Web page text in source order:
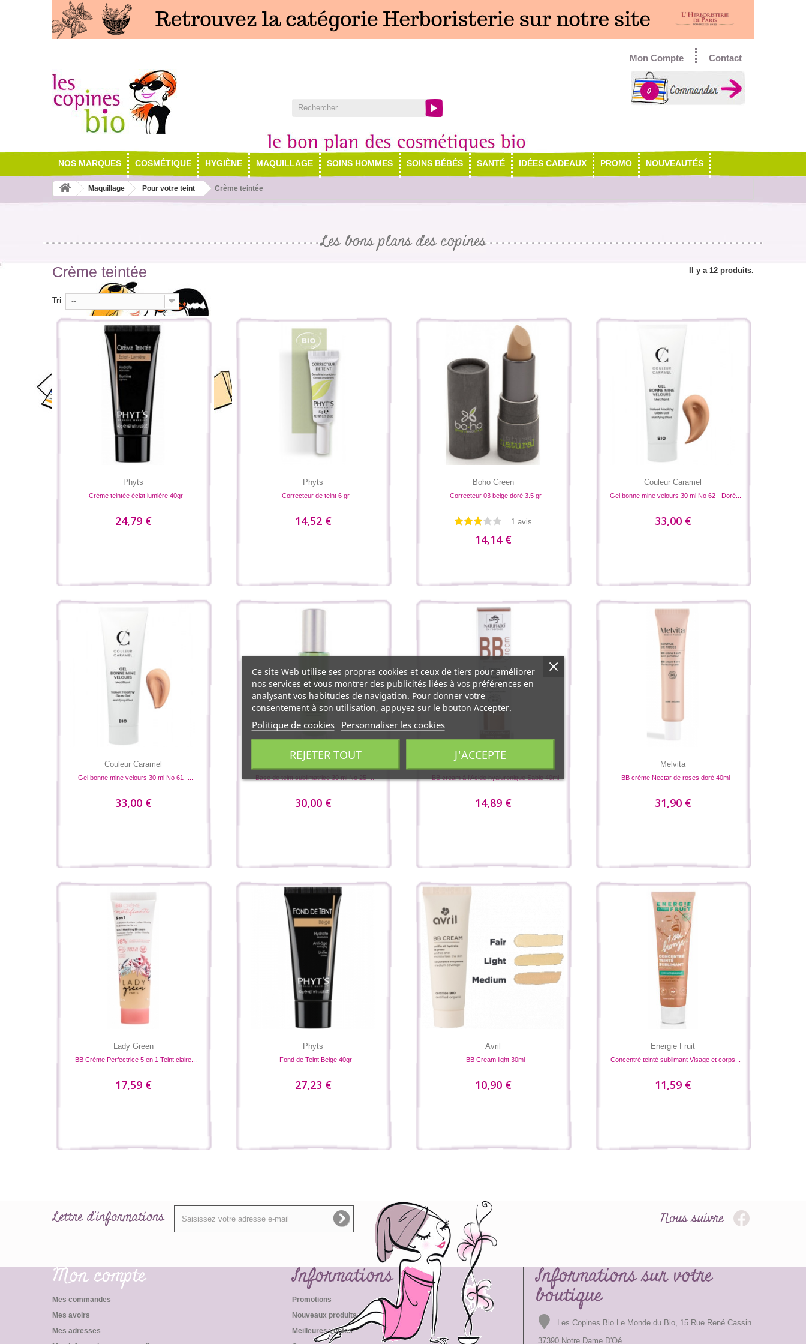
Contact
Mon Compte
0
NOS MARQUES COSMÉTIQUE HYGIÈNE MAQUILLAGE SOINS HOMMES SOINS BÉBÉS SANTÉ IDÉES CADEAUX PROMO NOUVEAUTÉS
Maquillage Pour votre teint Crème teintée
Les bons plans des copines
Crème teintée Il y a 12 produits.
Tri --
Phyts
Crème teintée éclat lumière 40gr
24,79 €
Phyts
Correcteur de teint 6 gr
14,52 €
Boho Green
Correcteur 03 beige doré 3.5 gr
1 avis
14,14 €
Couleur Caramel
Gel bonne mine velours 30 ml No 62 - Doré...
33,00 €
Couleur Caramel
Gel bonne mine velours 30 ml No 61 -...
33,00 €
Base de teint sublimatrice 30 ml No 25 -...
30,00 €
BB cream à l'Acide hyaluronique Sable 40ml
14,89 €
Melvita
BB crème Nectar de roses doré 40ml
31,90 €
Lady Green
BB Crème Perfectrice 5 en 1 Teint claire...
17,59 €
Phyts
Fond de Teint Beige 40gr
27,23 €
Avril
BB Cream light 30ml
10,90 €
Energie Fruit
Concentré teinté sublimant Visage et corps...
11,59 €
Ce site Web utilise ses propres cookies et ceux de tiers pour améliorer
nos services et vous montrer des publicités liées à vos préférences en
analysant vos habitudes de navigation. Pour donner votre
consentement à son utilisation, appuyez sur le bouton Accepter.
Politique de cookies Personnaliser les cookies
REJETER TOUT J'ACCEPTE
Lettre d'informations Nous suivre
Mon compte
Mes commandes
Mes avoirs
Mes adresses
Informations
Promotions
Nouveaux produits
Meilleures ventes
Informations sur votre
boutique
Les Copines Bio Le Monde du Bio, 15 Rue René Cassin
37390 Notre Dame D'Oé